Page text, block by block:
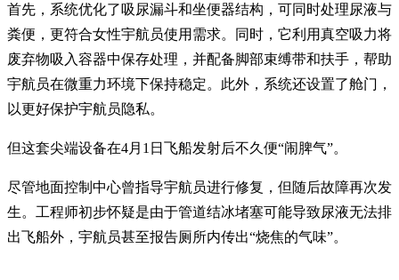
首先，系统优化了吸尿漏斗和坐便器结构，可同时处理尿液与
粪便，更符合女性宇航员使用需求。同时，它利用真空吸力将
废弃物吸入容器中保存处理，并配备脚部束缚带和扶手，帮助
宇航员在微重力环境下保持稳定。此外，系统还设置了舱门，
以更好保护宇航员隐私。
但这套尖端设备在4月1日飞船发射后不久便“闹脾气”。
尽管地面控制中心曾指导宇航员进行修复，但随后故障再次发
生。工程师初步怀疑是由于管道结冰堵塞可能导致尿液无法排
出飞船外，宇航员甚至报告厕所内传出“烧焦的气味”。